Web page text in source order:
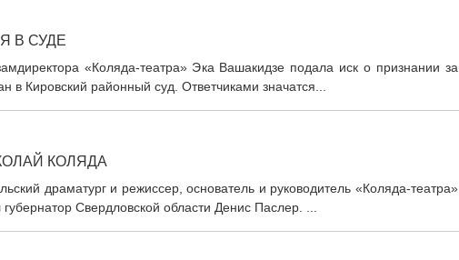
В СУДЕ
«Коляда-театра» Эка Вашакидзе подала иск о признании за
в Кировский районный суд. Ответчиками значатся...
КОЛЯДА
драматург и режиссер, основатель и руководитель «Коляда-театра»
Свердловской области Денис Паслер. ...